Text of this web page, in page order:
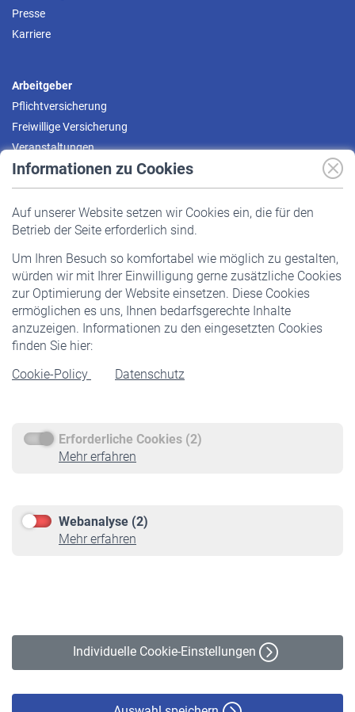
Informationen zu Cookies
Auf unserer Website setzen wir Cookies ein, die für den
Betrieb der Seite erforderlich sind.
Um Ihren Besuch so komfortabel wie möglich zu gestalten,
würden wir mit Ihrer Einwilligung gerne zusätzliche Cookies
zur Optimierung der Website einsetzen. Diese Cookies
ermöglichen es uns, Ihnen bedarfsgerechte Inhalte
anzuzeigen. Informationen zu den eingesetzten Cookies
finden Sie hier:
Cookie-Policy
Datenschutz
Erforderliche Cookies (2)
Mehr erfahren
Webanalyse (2)
Mehr erfahren
Individuelle Cookie-Einstellungen
Presse
Karriere
Arbeitgeber
Pflichtversicherung
Freiwillige Versicherung
Veranstaltungen
Pflichtversicherung
Staatliche Förderung
Veranstaltungen
Rentner
Rentenbeginn
Rente beantragen
Service
Informationen
Online-Rechner
VBLnewsletter
Erklärung zur Barrierefreiheit